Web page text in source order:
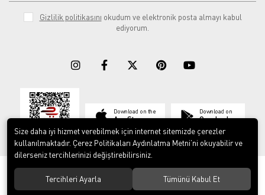
Gizlilik politikasını okudum ve elektronik posta almayı kabul
ediyorum.
Download on the
App Store
Download on
Google play
© 2023ERY İş Güvenliği Ekipmanları. Tüm hakları saklıdır.
Size daha iyi hizmet verebilmek için internet sitemizde çerezler
kullanılmaktadır. Çerez Politikaları Aydınlatma Metni’ni okuyabilir ve
dilerseniz tercihlerinizi değiştirebilirsiniz.
Tercihleri Ayarla Tümünü Kabul Et